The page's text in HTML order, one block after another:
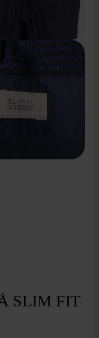
SLIM FIT